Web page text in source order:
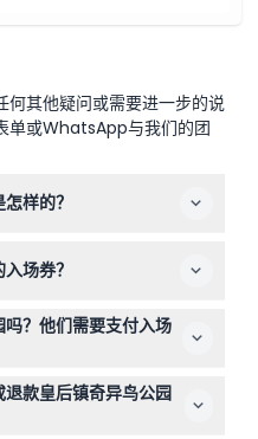
何其他疑问或需要进一步的说
单或WhatsApp与我们的团
样的？
6:30（最后入园时间为下
——请在预订时确认）。
场券？
场券。只需选择日期并在
保您的访问。
？他们需要支付入场
0-5岁的儿童免费入场，
及以上按成人票价收费。
款皇后镇奇异鸟公园